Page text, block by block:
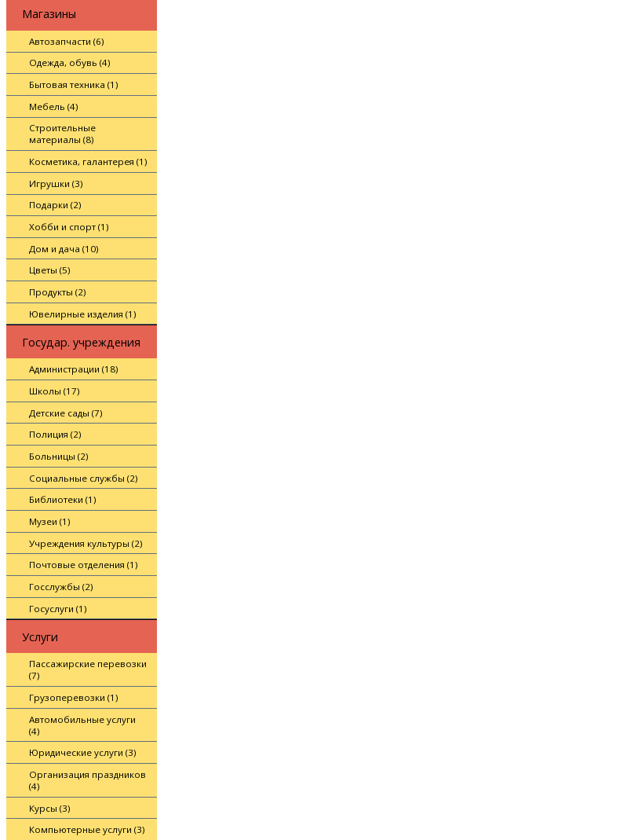
Магазины
Автозапчасти (6)
Одежда, обувь (4)
Бытовая техника (1)
Мебель (4)
Строительные
материалы (8)
Косметика, галантерея (1)
Игрушки (3)
Подарки (2)
Хобби и спорт (1)
Дом и дача (10)
Цветы (5)
Продукты (2)
Ювелирные изделия (1)
Государ. учреждения
Администрации (18)
Школы (17)
Детские сады (7)
Полиция (2)
Больницы (2)
Социальные службы (2)
Библиотеки (1)
Музеи (1)
Учреждения культуры (2)
Почтовые отделения (1)
Госслужбы (2)
Госуслуги (1)
Услуги
Пассажирские перевозки
(7)
Грузоперевозки (1)
Автомобильные услуги
(4)
Юридические услуги (3)
Организация праздников
(4)
Курсы (3)
Компьютерные услуги (3)